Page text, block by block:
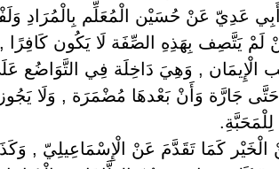
عَدِيّ عَنْ حُسَيْن الْمُعَلِّم بِالْمُرَادِ
لَمْ يَتَّصِف بِهَذِهِ الصِّفَة لَا يَكُون كَافِرًا
, وَهِيَ دَاخِلَة فِي التَّوَاضُع
جَارَّة وَأَنْ بَعْدهَا مُضْمَرَة , وَلَا
كَمَا تَقَدَّمَ عَنْ الْإِسْمَاعِيلِيّ ,